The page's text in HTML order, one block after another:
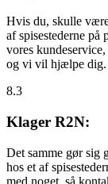
Hvis du, skulle
af spisestederne på
vores
og vi vil hjælpe dig.
8.3
Klager R2N:
Det samme gør sig
hos et af
med noget, så